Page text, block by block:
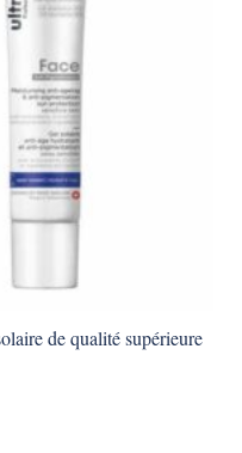
de qualité supérieure